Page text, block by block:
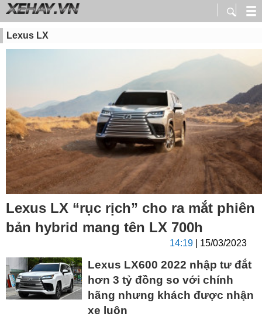
Lexus LX
Lexus LX “rục rịch” cho ra mắt phiên
bản hybrid mang tên LX 700h
14:19 | 15/03/2023
Lexus LX600 2022 nhập tư đắt
hơn 3 tỷ đồng so với chính
hãng nhưng khách được nhận
xe luôn